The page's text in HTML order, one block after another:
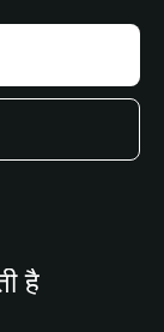
है